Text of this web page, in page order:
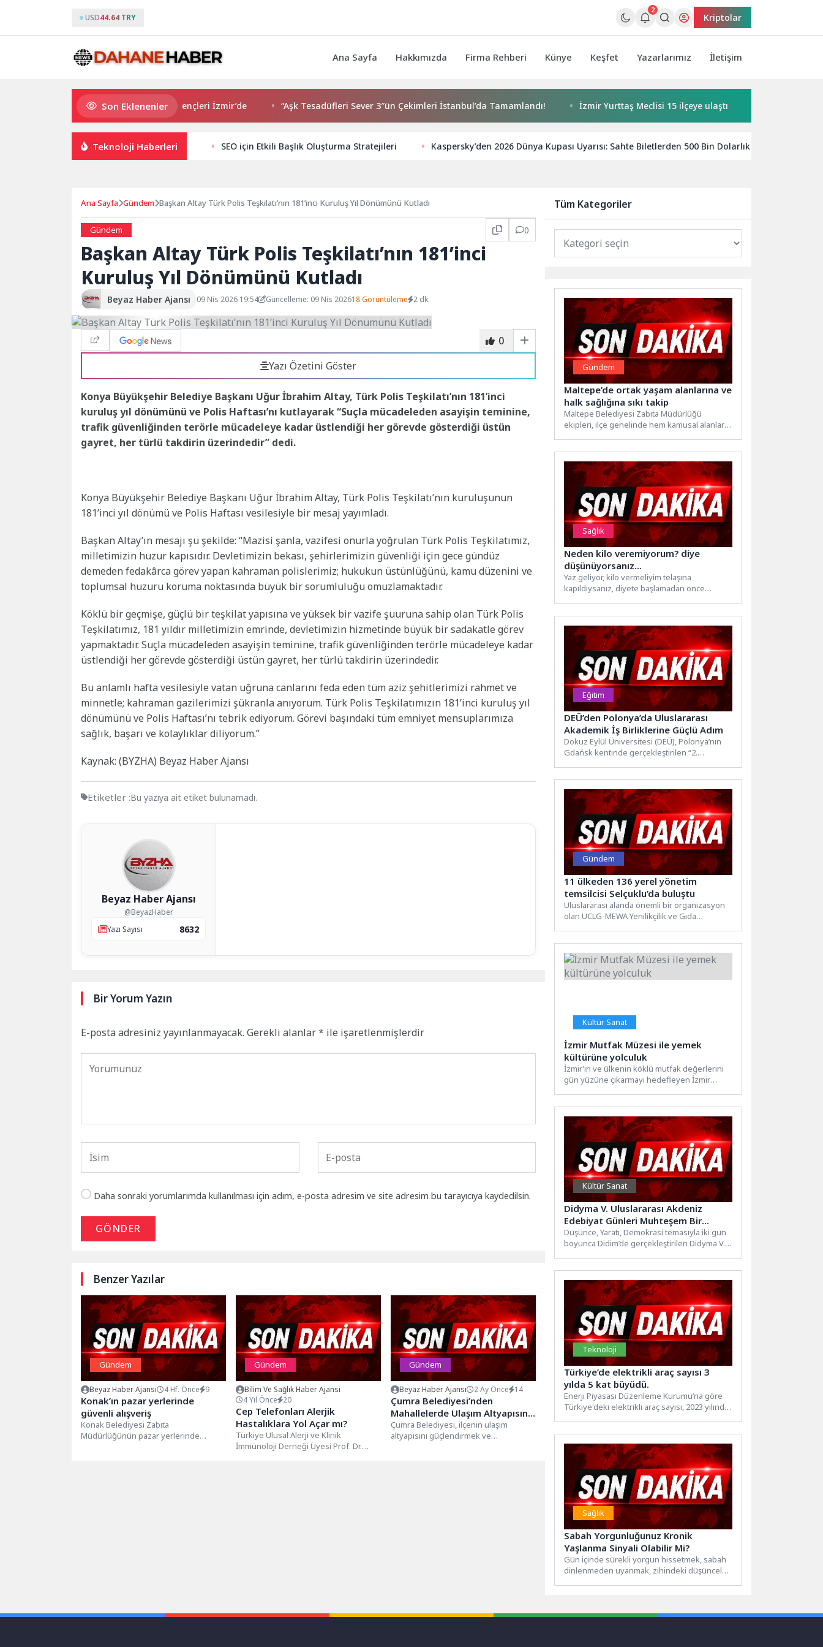
USD44.64 TRY
2
Kriptolar
Ana Sayfa Hakkımızda Firma Rehberi Künye Keşfet Yazarlarımız İletişim
Son Eklenenler
Avrupa Drama Buluşmaları gençleri İzmir’de “Aşk Tesadüfleri Sever 3″ün Çekimleri İstanbul’da Tamamlandı! İzmir Yurttaş Meclisi 15 ilçeye ulaştı
Teknoloji Haberleri SEO için Etkili Başlık Oluşturma Stratejileri Kaspersky’den 2026 Dünya Kupası Uyarısı: Sahte Biletlerden 500 Bin Dolarlık Sözde
Ana Sayfa Gündem Başkan Altay Türk Polis Teşkilatı’nın 181’inci Kuruluş Yıl Dönümünü Kutladı
Gündem 0
Başkan Altay Türk Polis Teşkilatı’nın 181’inci
Kuruluş Yıl Dönümünü Kutladı
Beyaz Haber Ajansı 09 Nis 2026 19:54 Güncelleme: 09 Nis 202618 Görüntüleme 2 dk.
0
Yazı Özetini Göster
Konya Büyükşehir Belediye Başkanı Uğur İbrahim Altay, Türk Polis Teşkilatı’nın 181’inci
kuruluş yıl dönümünü ve Polis Haftası’nı kutlayarak “Suçla mücadeleden asayişin teminine,
trafik güvenliğinden terörle mücadeleye kadar üstlendiği her görevde gösterdiği üstün
gayret, her türlü takdirin üzerindedir” dedi.
Konya Büyükşehir Belediye Başkanı Uğur İbrahim Altay, Türk Polis Teşkilatı’nın kuruluşunun
181’inci yıl dönümü ve Polis Haftası vesilesiyle bir mesaj yayımladı.
Başkan Altay’ın mesajı şu şekilde: “Mazisi şanla, vazifesi onurla yoğrulan Türk Polis Teşkilatımız,
milletimizin huzur kapısıdır. Devletimizin bekası, şehirlerimizin güvenliği için gece gündüz
demeden fedakârca görev yapan kahraman polislerimiz; hukukun üstünlüğünü, kamu düzenini ve
toplumsal huzuru koruma noktasında büyük bir sorumluluğu omuzlamaktadır.
Köklü bir geçmişe, güçlü bir teşkilat yapısına ve yüksek bir vazife şuuruna sahip olan Türk Polis
Teşkilatımız, 181 yıldır milletimizin emrinde, devletimizin hizmetinde büyük bir sadakatle görev
yapmaktadır. Suçla mücadeleden asayişin teminine, trafik güvenliğinden terörle mücadeleye kadar
üstlendiği her görevde gösterdiği üstün gayret, her türlü takdirin üzerindedir.
Bu anlamlı hafta vesilesiyle vatan uğruna canlarını feda eden tüm aziz şehitlerimizi rahmet ve
minnetle; kahraman gazilerimizi şükranla anıyorum. Türk Polis Teşkilatımızın 181’inci kuruluş yıl
dönümünü ve Polis Haftası’nı tebrik ediyorum. Görevi başındaki tüm emniyet mensuplarımıza
sağlık, başarı ve kolaylıklar diliyorum.”
Kaynak: (BYZHA) Beyaz Haber Ajansı
Etiketler :Bu yazıya ait etiket bulunamadı.
Beyaz Haber Ajansı
@BeyazHaber
Yazı Sayısı
8632
Bir Yorum Yazın
E-posta adresiniz yayınlanmayacak. Gerekli alanlar* ile işaretlenmişlerdir
Daha sonraki yorumlarımda kullanılması için adım, e-posta adresim ve site adresim bu tarayıcıya kaydedilsin.
GÖNDER
Benzer Yazılar
Gündem
Beyaz Haber Ajansı 4 Hf. Önce 9
Konak’ın pazar yerlerinde
güvenli alışveriş
Konak Belediyesi Zabıta
Müdürlüğünün pazar yerlerinde
Gündem
Bilim Ve Sağlık Haber Ajansı
4 Yıl Önce 20
Cep Telefonları Alerjik
Hastalıklara Yol Açar mı?
Türkiye Ulusal Alerji ve Klinik
İmmünoloji Derneği Üyesi Prof. Dr.
Gündem
Beyaz Haber Ajansı 2 Ay Önce 14
Çumra Belediyesi’nden
Mahallelerde Ulaşım Altyapısına
Güçlü Yatırım
Çumra Belediyesi, ilçenin ulaşım
altyapısını güçlendirmek ve
Tüm Kategoriler
Gündem
Maltepe’de ortak yaşam alanlarına ve
halk sağlığına sıkı takip
Maltepe Belediyesi Zabıta Müdürlüğü
ekipleri, ilçe genelinde hem kamusal alanların
Sağlık
Neden kilo veremiyorum? diye
düşünüyorsanız…
Yaz geliyor, kilo vermeliyim telaşına
kapıldıysanız, diyete başlamadan önce
Eğitim
DEÜ’den Polonya’da Uluslararası
Akademik İş Birliklerine Güçlü Adım
Dokuz Eylül Üniversitesi (DEÜ), Polonya’nın
Gdańsk kentinde gerçekleştirilen “2.
Gündem
11 ülkeden 136 yerel yönetim
temsilcisi Selçuklu’da buluştu
Uluslararası alanda önemli bir organizasyon
olan UCLG-MEWA Yenilikçilik ve Gıda
Kültür Sanat
İzmir Mutfak Müzesi ile yemek
kültürüne yolculuk
İzmir’in ve ülkenin köklü mutfak değerlerini
gün yüzüne çıkarmayı hedefleyen İzmir
Kültür Sanat
Didyma V. Uluslararası Akdeniz
Edebiyat Günleri Muhteşem Bir
Kapanış Gecesiyle Tamamlandı
Düşünce, Yaratı, Demokrasi temasıyla iki gün
boyunca Didim’de gerçekleştirilen Didyma V.
Teknoloji
Türkiye’de elektrikli araç sayısı 3
yılda 5 kat büyüdü.
Enerji Piyasası Düzenleme Kurumu’na göre
Türkiye'deki elektrikli araç sayısı, 2023 yılında
Sağlık
Sabah Yorgunluğunuz Kronik
Yaşlanma Sinyali Olabilir Mi?
Gün içinde sürekli yorgun hissetmek, sabah
dinlenmeden uyanmak, zihindeki düşünceleri